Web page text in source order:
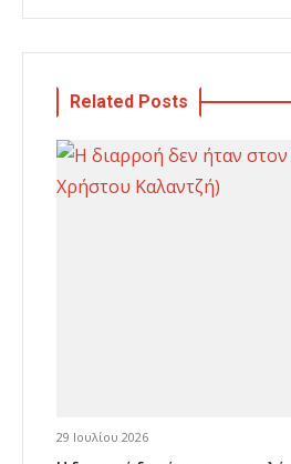
Related Posts
29 Ιουλίου 2026